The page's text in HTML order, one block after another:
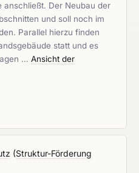
Der Neubau der
und soll noch im
Parallel hierzu finden
statt und es
… Ansicht der
(Struktur-Förderung